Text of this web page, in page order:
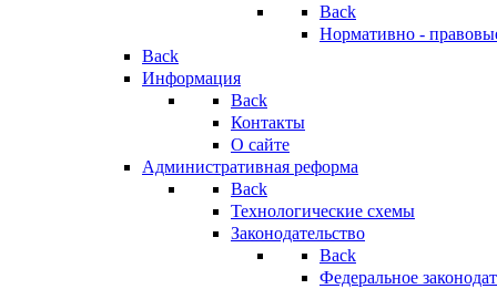
Back
Нормативно -
Back
Информация
Back
Контакты
О сайте
Административная реформа
Back
Технологические схемы
Законодательство
Back
Федеральное